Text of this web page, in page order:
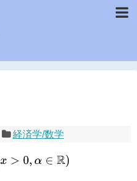
経済学/数学
>0,α ∈R )